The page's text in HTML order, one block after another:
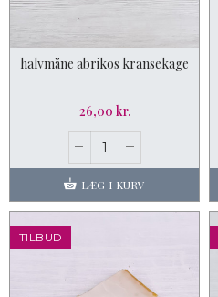
halvmåne abrikos kransekage
26,00 kr.
LÆG I KURV
TILBUD